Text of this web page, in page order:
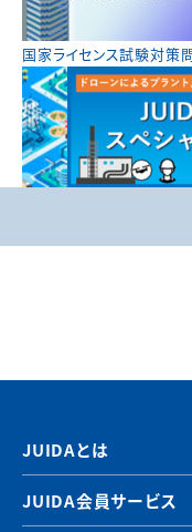
国家ライセンス試験対策
JUIDAとは
JUIDA会員サービス